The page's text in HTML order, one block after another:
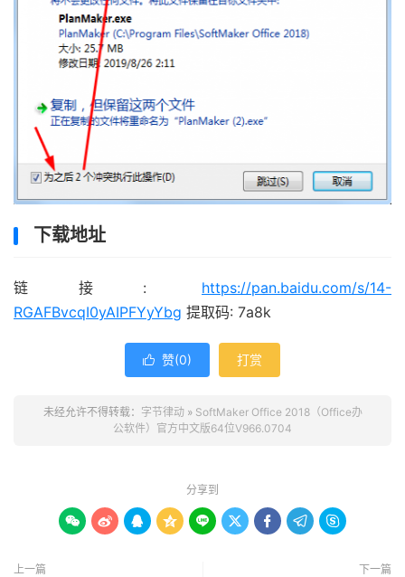
下载地址
链接: https://pan.baidu.com/s/14-
RGAFBvcqI0yAIPFYyYbg 提取码: 7a8k
 赞(0) 打赏
未经允许不得转载： 字节律动» SoftMaker Office 2018（Office办
公软件）官方中文版64位V966.0704
分享到
        
上一篇 下一篇